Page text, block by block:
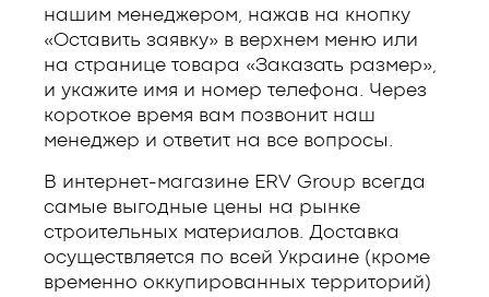
нашим менеджером, нажав на кнопку
«Оставить заявку» в верхнем меню или
на странице товара «Заказать размер»,
и укажите имя и номер телефона. Через
короткое время вам позвонит наш
менеджер и ответит на все вопросы.
В интернет-магазине ERV Group всегда
самые выгодные цены на рынке
строительных материалов. Доставка
осуществляется по всей Украине (кроме
временно оккупированных территорий)